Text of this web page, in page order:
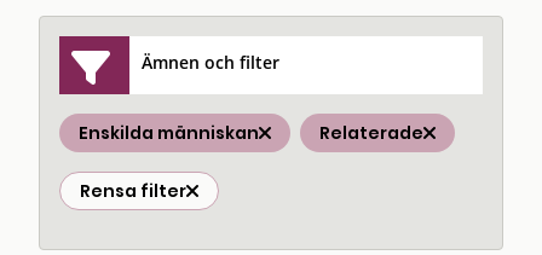
Ämnen och filter
Enskilda människan Relaterade
Rensa filter